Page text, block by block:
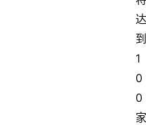
达
到
1
0
0
家